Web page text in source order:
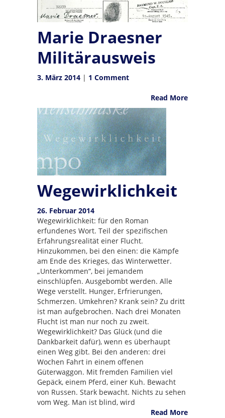
Marie Draesner
Militärausweis
3. März 2014 | 1 Comment
Read More
Wegewirklichkeit
26. Februar 2014
Wegewirklichkeit: für den Roman
erfundenes Wort. Teil der spezifischen
Erfahrungsrealität einer Flucht.
Hinzukommen, bei den einen: die Kämpfe
am Ende des Krieges, das Winterwetter.
„Unterkommen“, bei jemandem
einschlüpfen. Ausgebombt werden. Alle
Wege verstellt. Hunger, Erfrierungen,
Schmerzen. Umkehren? Krank sein? Zu dritt
ist man aufgebrochen. Nach drei Monaten
Flucht ist man nur noch zu zweit.
Wegewirklichkeit? Das Glück (und die
Dankbarkeit dafür), wenn es überhaupt
einen Weg gibt. Bei den anderen: drei
Wochen Fahrt in einem offenen
Güterwaggon. Mit fremden Familien viel
Gepäck, einem Pferd, einer Kuh. Bewacht
von Russen. Stark bewacht. Nichts zu sehen
vom Weg. Man ist blind, wird
Read More